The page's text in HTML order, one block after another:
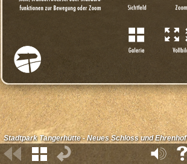
Stadtpark Tangerhütte - Neues Schloss und Ehrenhof